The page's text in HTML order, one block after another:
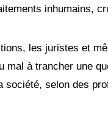
inhumains,
les juristes et
mal à trancher une
société, selon des